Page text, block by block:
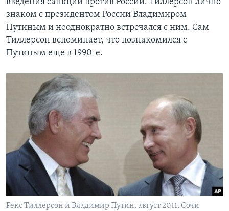
введения санкций против России. Тиллерсон лично
знаком с президентом России Владимиром
Путиным и неоднократно встречался с ним. Сам
Тиллерсон вспоминает, что познакомился с
Путиным еще в 1990-е.
Рекс Тиллерсон и Владимир Путин, август 2011, Сочи